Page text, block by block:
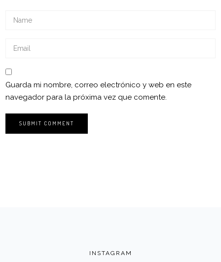
Guarda mi nombre, correo electrónico y web en este
navegador para la próxima vez que comente.
INSTAGRAM